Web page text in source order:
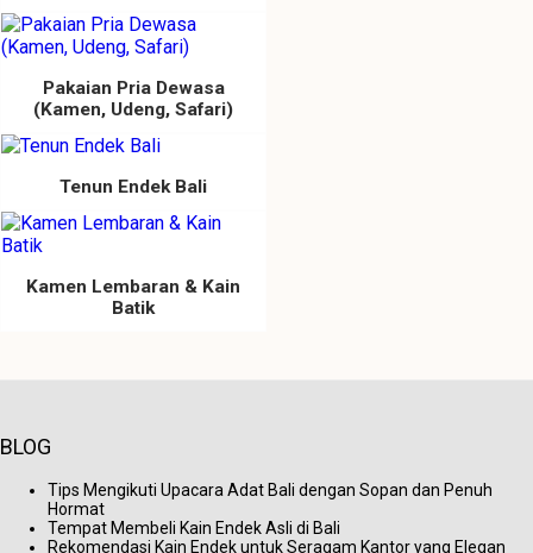
Pakaian Pria Dewasa
(Kamen, Udeng, Safari)
Tenun Endek Bali
Kamen Lembaran & Kain
Batik
BLOG
Tips Mengikuti Upacara Adat Bali dengan Sopan dan Penuh
Hormat
Tempat Membeli Kain Endek Asli di Bali
Rekomendasi Kain Endek untuk Seragam Kantor yang Elegan